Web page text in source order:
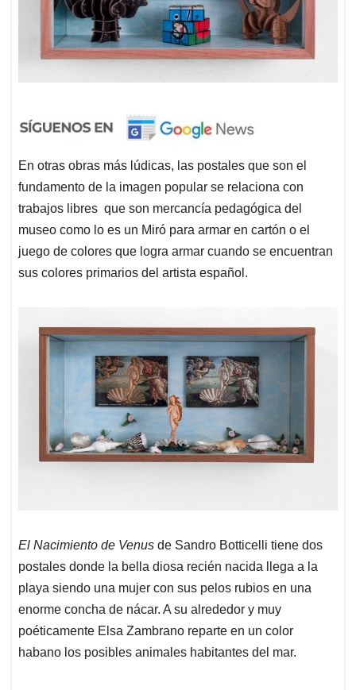
En otras obras más lúdicas, las postales que son el
fundamento de la imagen popular se relaciona con
trabajos libres que son mercancía pedagógica del
museo como lo es un Miró para armar en cartón o el
juego de colores que logra armar cuando se encuentran
sus colores primarios del artista español.
El Nacimiento de Venus de Sandro Botticelli tiene dos
postales donde la bella diosa recién nacida llega a la
playa siendo una mujer con sus pelos rubios en una
enorme concha de nácar. A su alrededor y muy
poéticamente Elsa Zambrano reparte en un color
habano los posibles animales habitantes del mar.